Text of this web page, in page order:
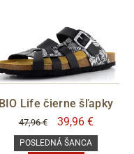
BIO Life čierne šľapky
47,96 € 39,96 €
POSLEDNÁ ŠANCA